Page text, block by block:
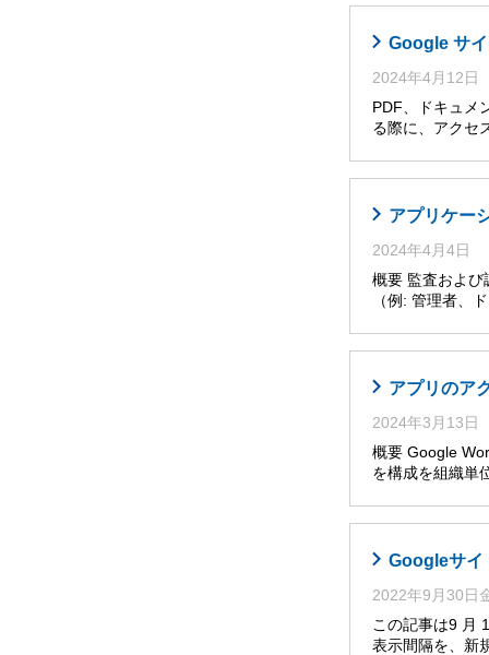
Google サ
2024年4月12日
PDF、ドキュメ
る際に、アクセ
アプリケー
2024年4月4日
概要 監査および
（例: 管理者、
アプリのア
2024年3月13日
概要 Google
を構成を組織単
Googleサイ
2022年9月30日
この記事は9 月
表示間隔を、新